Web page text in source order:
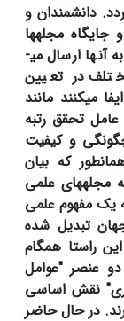
دانشمندان و
جایگاه مجله­ها
مقالات و حاصل زحمات خود را برای نشر به آن­ها ارسال می­
در تعیین
می­کنند مانند
تحقق رتبه
و کیفیت
که بیان
مجله­های علمی
یک مفهوم علمی
تبدیل شده
راستا همگام
عنصر "عوامل
نقش اساسی
در حال حاضر